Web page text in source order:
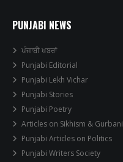
PUNJABI NEWS
ਪੰਜਾਬੀ ਖਬਰਾਂ
Punjabi Editorial
Punjabi Lekh Vichar
Punjabi Stories
Punjabi Poetry
Articles on Sikhism & Gurbani
Punjabi Articles on Politics
Punjabi Writers Society